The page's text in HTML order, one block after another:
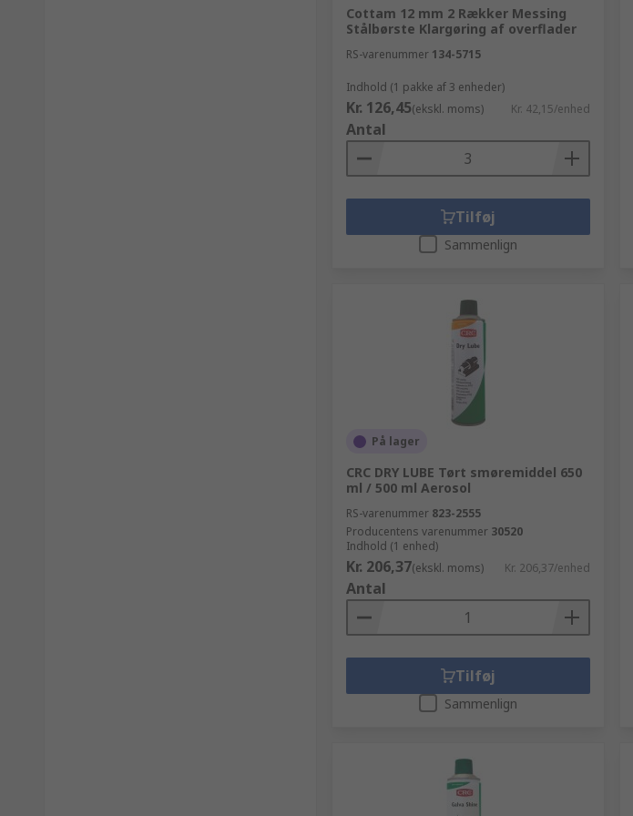
Cottam 12 mm 2 Rækker Messing
Stålbørste Klargøring af overflader
RS-varenummer 134-5715
Indhold (1 pakke af 3 enheder)
Kr. 126,45(ekskl. moms) Kr. 42,15/enhed
Antal
Tilføj
Sammenlign
På lager
CRC DRY LUBE Tørt smøremiddel 650
ml / 500 ml Aerosol
RS-varenummer 823-2555
Producentens varenummer 30520
Indhold (1 enhed)
Kr. 206,37(ekskl. moms) Kr. 206,37/enhed
Antal
Tilføj
Sammenlign